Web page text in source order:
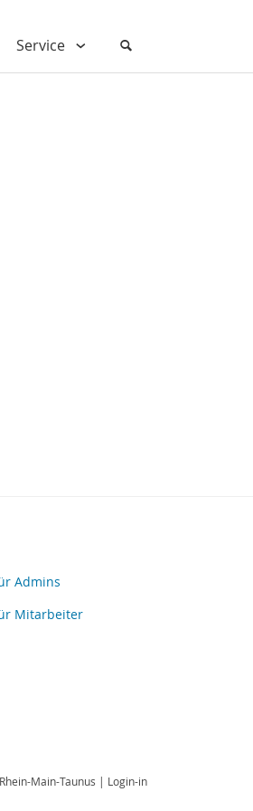
Service
Admins
Mitarbeiter
Main-Taunus | Login-in